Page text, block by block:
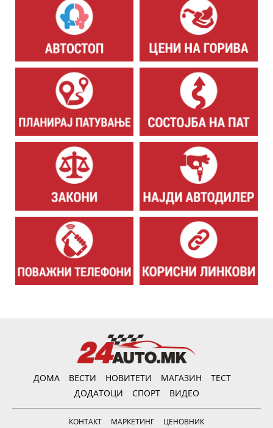
ДОМА ВЕСТИ НОВИТЕТИ МАГАЗИН
ТЕСТ
ДОДАТОЦИ
СПОРТ ВИДЕО
КОНТАКТ МАРКЕТИНГ ЦЕНОВНИК